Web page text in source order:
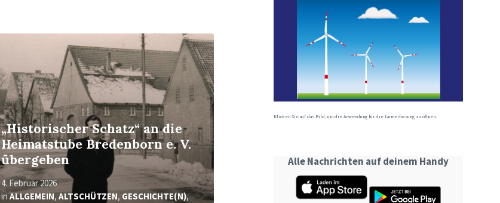
„Historischer Schatz“ an die
Heimatstube Bredenborn e. V.
übergeben
4. Februar 2026
inALLGEMEIN, ALTSCHÜTZEN, GESCHICHTE(N),
Klicken Sie auf das Bild, um die Anwendung für die Lärmerfassung zu öffnen.
Alle Nachrichten auf deinem Handy